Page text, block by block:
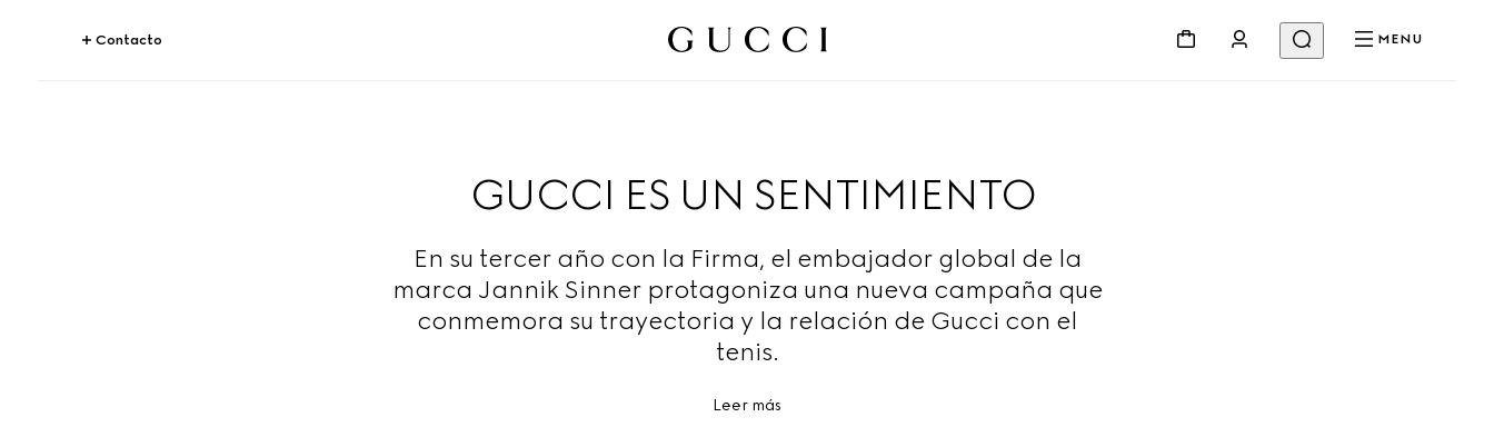
Contacto MENU
GUCCI ES UN SENTIMIENTO
En su tercer año con la Firma, el embajador global de la
marca Jannik Sinner protagoniza una nueva campaña que
conmemora su trayectoria y la relación de Gucci con el
tenis.
Leer más